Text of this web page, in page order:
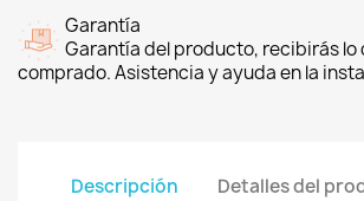
Garantía
Garantía del producto, recibirás lo
comprado. Asistencia y ayuda en la
Descripción Detalles del